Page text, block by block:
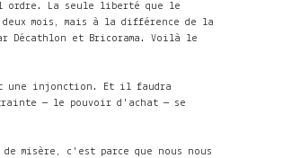
ordre. La seule liberté que le
mois, mais à la différence de la
Décathlon et Bricorama. Voilà le
une injonction. Et il faudra
— le pouvoir d'achat — se
misère, c'est parce que nous nous